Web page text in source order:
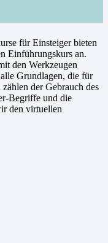
für Einsteiger bieten
Einführungskurs an.
den Werkzeugen
Grundlagen, die für
der Gebrauch des
Begriffe und die
den virtuellen